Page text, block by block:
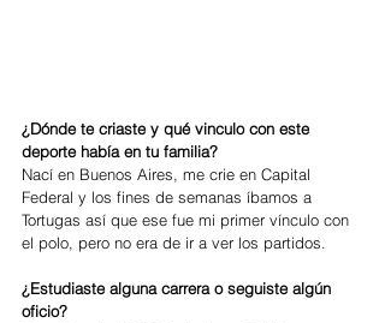
¿Dónde te criaste y qué vinculo con este
deporte había en tu familia?
Nací en Buenos Aires, me crie en Capital
Federal y los fines de semanas íbamos a
Tortugas así que ese fue mi primer vínculo con
el polo, pero no era de ir a ver los partidos.
¿Estudiaste alguna carrera o seguiste algún
oficio?